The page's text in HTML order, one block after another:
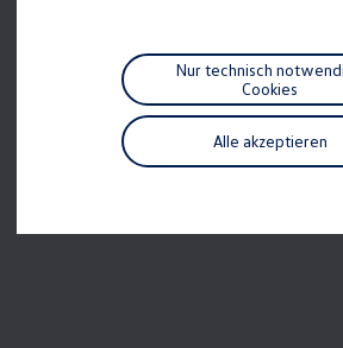
Individualisieren
Wallbox und Ladekabel
Digitale Extras
Dienste für Ihr Modell
Volkswagen Apps,
Handy und Fahrzeug
Vorgängermodelle
Alle akzeptieren
Nur technisch
Cookies